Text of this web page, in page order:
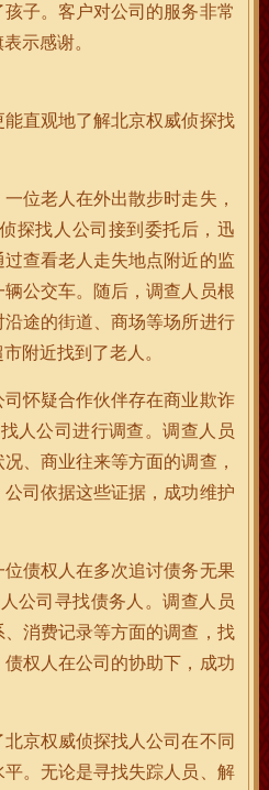
子。客户对公司的服务非常
示感谢。
直观地了解北京权威侦探找
位老人在外出散步时走失，
探找人公司接到委托后，迅
查看老人走失地点附近的监
公交车。随后，调查人员根
途的街道、商场等场所进行
附近找到了老人。
怀疑合作伙伴存在商业欺诈
人公司进行调查。调查人员
、商业往来等方面的调查，
司依据这些证据，成功维护
债权人在多次追讨债务无果
公司寻找债务人。调查人员
消费记录等方面的调查，找
权人在公司的协助下，成功
京权威侦探找人公司在不同
。无论是寻找失踪人员、解